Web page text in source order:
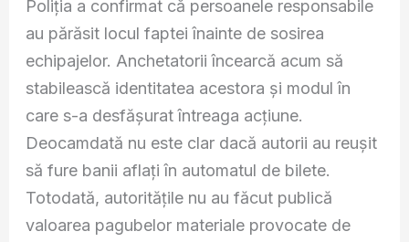
Poliția a confirmat că persoanele responsabile
au părăsit locul faptei înainte de sosirea
echipajelor. Anchetatorii încearcă acum să
stabilească identitatea acestora și modul în
care s-a desfășurat întreaga acțiune.
Deocamdată nu este clar dacă autorii au reușit
să fure banii aflați în automatul de bilete.
Totodată, autoritățile nu au făcut publică
valoarea pagubelor materiale provocate de